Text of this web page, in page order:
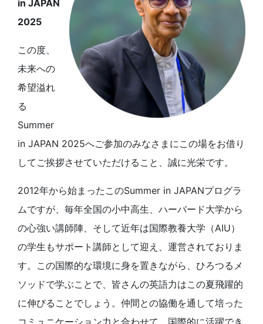
in JAPAN
2025
この度、
未来への
希望溢れ
る
Summer
in JAPAN 2025へご参加のみなさまにこの場をお借り
してご挨拶させていただけること、誠に光栄です。
2012年から始まったこのSummer in JAPANプログラ
ムですが、毎年全国の小中高生、ハーバード大学から
の心強い講師陣、そして近年は国際教養大学（AIU）
の学生もサポート講師として迎え、運営されておりま
す。この国際的な環境に身を置きながら、ひろつるメ
ソッドで学ぶことで、皆さんの英語力はこの夏飛躍的
に伸びることでしょう。仲間との協働を通して培った
コミュニケーション力と合わせて、国際的に活躍でき